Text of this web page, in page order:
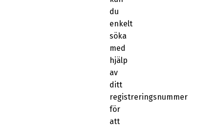
du
enkelt
söka
med
hjälp
av
ditt
registreringsnummer
för
att